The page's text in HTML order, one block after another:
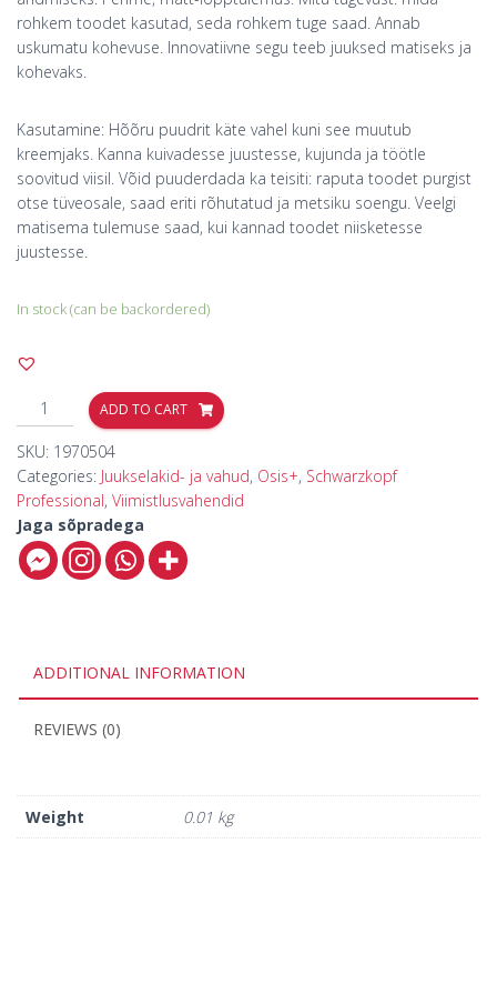
rohkem toodet kasutad, seda rohkem tuge saad. Annab
uskumatu kohevuse. Innovatiivne segu teeb juuksed matiseks ja
kohevaks.
Kasutamine: Hõõru puudrit käte vahel kuni see muutub
kreemjaks. Kanna kuivadesse juustesse, kujunda ja töötle
soovitud viisil. Võid puuderdada ka teisiti: raputa toodet purgist
otse tüveosale, saad eriti rõhutatud ja metsiku soengu. Veelgi
matisema tulemuse saad, kui kannad toodet niisketesse
juustesse.
In stock (can be backordered)
ADD TO CART
SKU: 1970504
Categories: Juukselakid- ja vahud, Osis+, Schwarzkopf
Professional, Viimistlusvahendid
Jaga sõpradega
ADDITIONAL INFORMATION
REVIEWS (0)
Weight 0.01 kg